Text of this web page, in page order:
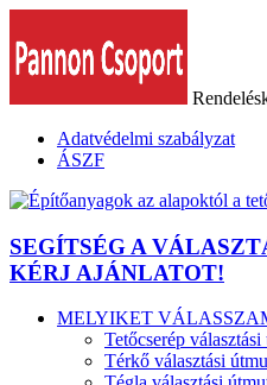
Adatvédelmi szabályzat
ÁSZF
SEGÍTSÉG A
KÉRJ AJÁNLATOT!
MELYIKET
Tetőcserép
Térkő választási